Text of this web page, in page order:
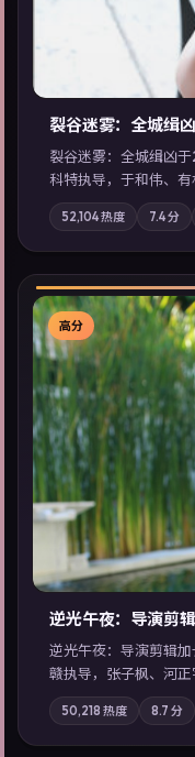
裂谷迷雾：全城缉凶
裂谷迷雾：全城缉凶
科特执导，于和伟、
事主轴，城市霓虹背
地域气质；站内亦可通
展检索同类型高分佳
52,104热度 7.4分
高分
逆光午夜：导演剪
逆光午夜：导演剪辑
赣执导，张子枫、河
轴，记忆碎片重组后
影与配乐强化地域气
剧在线看」延展检索
50,218 热度 8.7 分